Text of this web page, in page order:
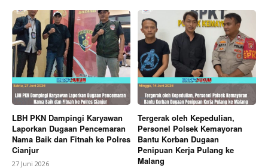
LBH PKN Dampingi Karyawan
Laporkan Dugaan Pencemaran
Nama Baik dan Fitnah ke Polres
Cianjur
27 Juni 2026
Tergerak oleh Kepedulian,
Personel Polsek Kemayoran
Bantu Korban Dugaan
Penipuan Kerja Pulang ke
Malang